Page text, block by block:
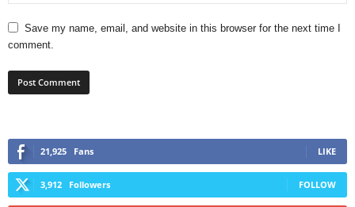
Save my name, email, and website in this browser for the next time I
comment.
21,925 Fans LIKE
3,912 Followers FOLLOW